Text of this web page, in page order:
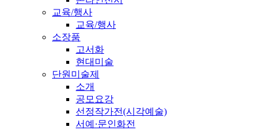
교육/행사
교육/행사
소장품
고서화
현대미술
단원미술제
소개
공모요강
선정작가전(시각예술)
서예·문인화전